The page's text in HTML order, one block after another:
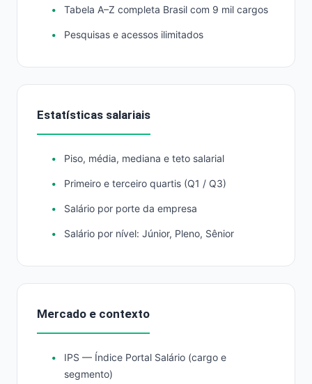
Tabela A–Z completa Brasil com 9 mil cargos
Pesquisas e acessos ilimitados
Estatísticas salariais
Piso, média, mediana e teto salarial
Primeiro e terceiro quartis (Q1 / Q3)
Salário por porte da empresa
Salário por nível: Júnior, Pleno, Sênior
Mercado e contexto
IPS — Índice Portal Salário (cargo e
segmento)